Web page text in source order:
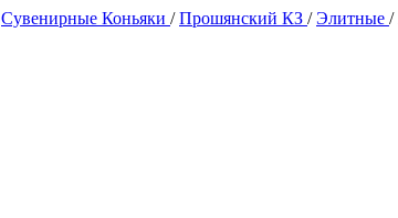
Сувенирные Коньяки /Прошянский КЗ /Элитные /